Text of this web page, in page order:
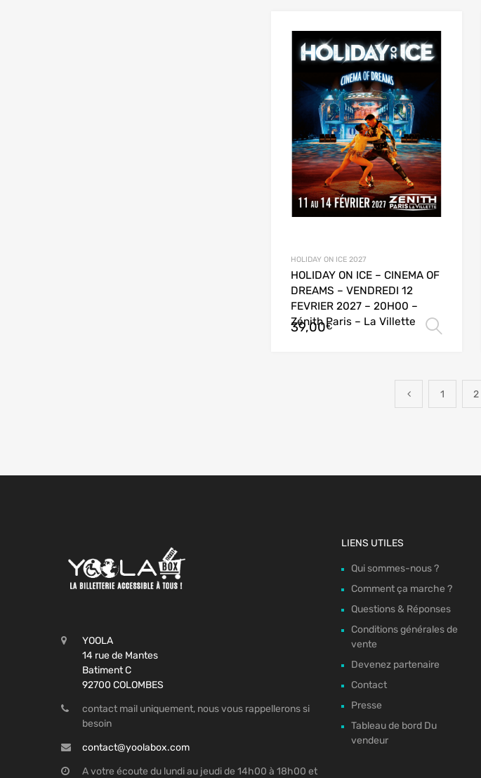
HOLIDAY ON ICE 2027
HOLIDAY ON ICE – CINEMA OF
DREAMS – VENDREDI 12
FEVRIER 2027 – 20H00 –
Zénith Paris – La Villette
39,00€
1 2
YOOLA
14 rue de Mantes
Batiment C
92700 COLOMBES
contact mail uniquement, nous vous rappellerons si
besoin
contact@yoolabox.com
A votre écoute du lundi au jeudi de 14h00 à 18h00 et
LIENS UTILES
Qui sommes-nous ?
Comment ça marche ?
Questions & Réponses
Conditions générales de
vente
Devenez partenaire
Contact
Presse
Tableau de bord Du
vendeur